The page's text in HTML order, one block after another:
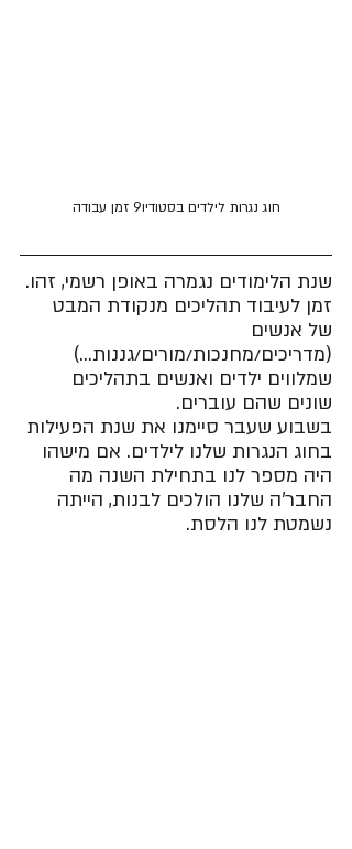
חוג נגרות לילדים בסטודיו9 זמן עבודה
שנת הלימודים נגמרה באופן רשמי, זהו.
זמן לעיבוד תהליכים מנקודת המבט
של אנשים
(מדריכים/מחנכות/מורים/גננות...)
שמלווים ילדים ואנשים בתהליכים
שונים שהם עוברים.
בשבוע שעבר סיימנו את שנת הפעילות
בחוג הנגרות שלנו לילדים. אם מישהו
היה מספר לנו בתחילת השנה מה
החבר'ה שלנו הולכים לבנות, הייתה
נשמטת לנו הלסת.